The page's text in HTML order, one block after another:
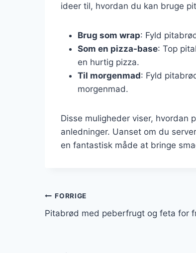
ideer til, hvordan du kan bruge
Brug som wrap: Fyld
Som en pizza-base: Top
en hurtig pizza.
Til morgenmad: Fyld
morgenmad.
Disse muligheder viser, hvordan
anledninger. Uanset om du
en fantastisk måde at bringe
Indlægsnavigation
FORRIGE
Pitabrød med peberfrugt og feta for